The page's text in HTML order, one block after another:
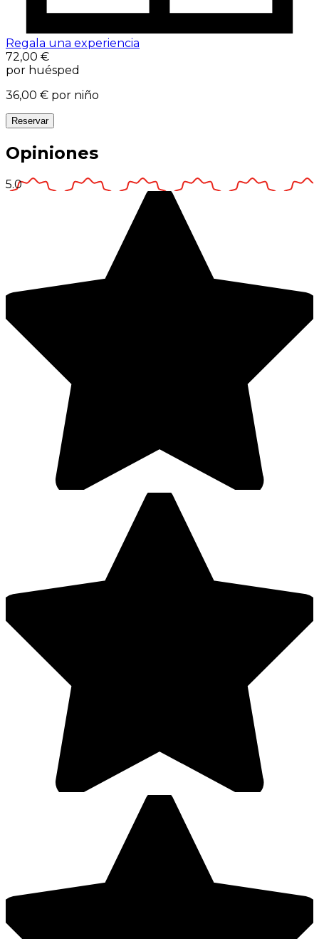
Regala una experiencia
72,00 €
por huésped
36,00 € por niño
Reservar
Opiniones
5.0